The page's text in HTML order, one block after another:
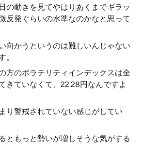
の動きを見てやはりあくまでギラッ
反発ぐらいの水準なのかなと思って
向かうというのは難しいんじゃない
。
方のボラテリティインデックスは全
きていなくて、22.28円なんですよ
り警戒されていない感じがしてい
ともっと勢いが増しそうな気がする